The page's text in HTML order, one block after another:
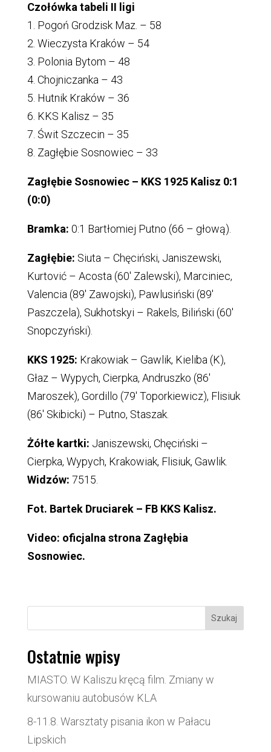
Czołówka tabeli II ligi
1. Pogoń Grodzisk Maz. – 58
2. Wieczysta Kraków – 54
3. Polonia Bytom – 48
4. Chojniczanka – 43
5. Hutnik Kraków – 36
6. KKS Kalisz – 35
7. Świt Szczecin – 35
8. Zagłębie Sosnowiec – 33
Zagłębie Sosnowiec – KKS 1925 Kalisz 0:1
(0:0)
Bramka: 0:1 Bartłomiej Putno (66 – głową).
Zagłębie: Siuta – Chęciński, Janiszewski,
Kurtović – Acosta (60′ Zalewski), Marciniec,
Valencia (89′ Zawojski), Pawlusiński (89′
Paszczela), Sukhotskyi – Rakels, Biliński (60′
Snopczyński).
KKS 1925: Krakowiak – Gawlik, Kieliba (K),
Głaz – Wypych, Cierpka, Andruszko (86′
Maroszek), Gordillo (79′ Toporkiewicz), Flisiuk
(86′ Skibicki) – Putno, Staszak.
Żółte kartki: Janiszewski, Chęciński –
Cierpka, Wypych, Krakowiak, Flisiuk, Gawlik.
Widzów: 7515.
Fot. Bartek Druciarek – FB KKS Kalisz.
Video: oficjalna strona Zagłębia
Sosnowiec.
Szukaj
Ostatnie wpisy
MIASTO. W Kaliszu kręcą film. Zmiany w
kursowaniu autobusów KLA
8-11.8. Warsztaty pisania ikon w Pałacu
Lipskich